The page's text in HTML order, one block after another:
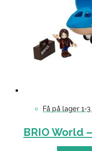
Få på lager 1-
BRIO World